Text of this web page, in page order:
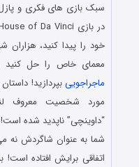
خود را پیدا کنید،
معمای خاص را حل کنید
ماجراجویی
مورد شخصیت معروف
“داوینچی” ناپدید شده است!
شما به عنوان شاگردش نه
اتفاقی برایش افتاده است!